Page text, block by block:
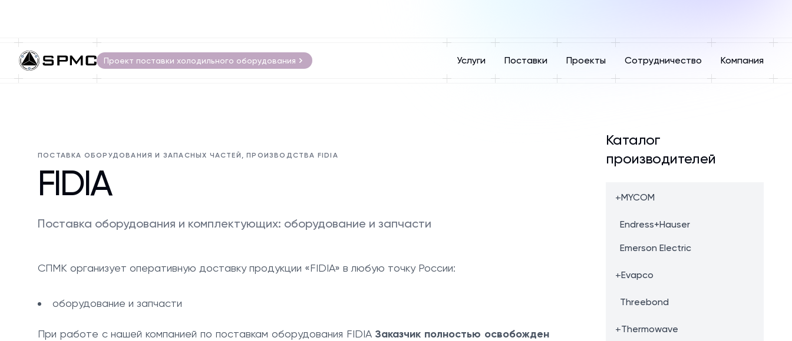
Проект поставки холодильного оборудования Услуги Поставки Проекты Сотрудничество Компания
ПОСТАВКА ОБОРУДОВАНИЯ И ЗАПАСНЫХ ЧАСТЕЙ, ПРОИЗВОДСТВА FIDIA
FIDIA
Поставка оборудования и комплектующих: оборудование и запчасти
СПМК организует оперативную доставку продукции «FIDIA» в любую точку России:
оборудование и запчасти
При работе с нашей компанией по поставкам оборудования FIDIA Заказчик полностью освобожден
Каталог
производителей
+MYCOM
Endress+Hauser
Emerson Electric
+Evapco
Threebond
+Thermowave